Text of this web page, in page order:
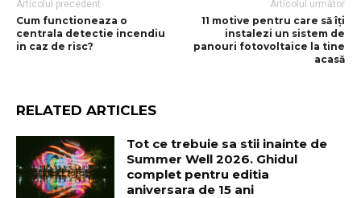
Articolul precedent
Cum functioneaza o
centrala detectie incendiu
in caz de risc?
Articolul următor
11 motive pentru care să îți
instalezi un sistem de
panouri fotovoltaice la tine
acasă
RELATED ARTICLES
Tot ce trebuie sa stii inainte de
Summer Well 2026. Ghidul
complet pentru editia
aniversara de 15 ani